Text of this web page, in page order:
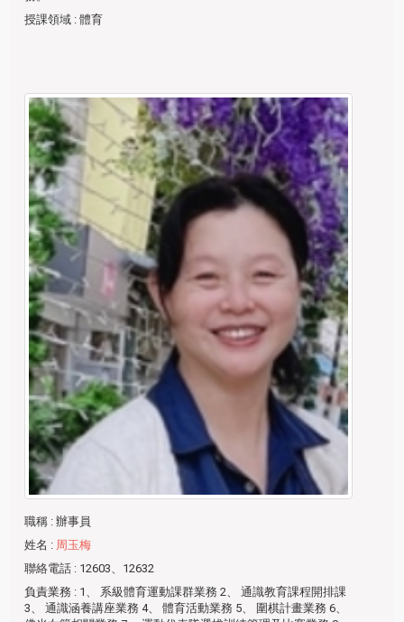
授課領域 : 體育
職稱 : 辦事員
姓名 : 周玉梅
聯絡電話 : 12603、12632
負責業務 : 1、 系級體育運動課群業務 2、 通識教育課程開排課
3、 通識涵養講座業務 4、 體育活動業務 5、 圍棋計畫業務 6、